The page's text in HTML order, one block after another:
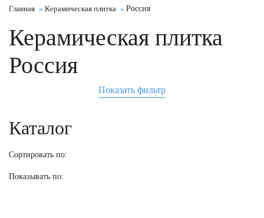
Главная Керамическая плитка Россия
Керамическая плитка
Россия
Показать фильтр
Каталог
Сортировать по:
Показывать по: